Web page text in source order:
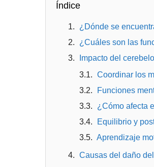
Índice
¿Dónde se
¿Cuáles son las
Impacto del cerebelo
Coordinar los
Funciones
¿Cómo afecta
Equilibrio y
Aprendizaje
Causas del daño